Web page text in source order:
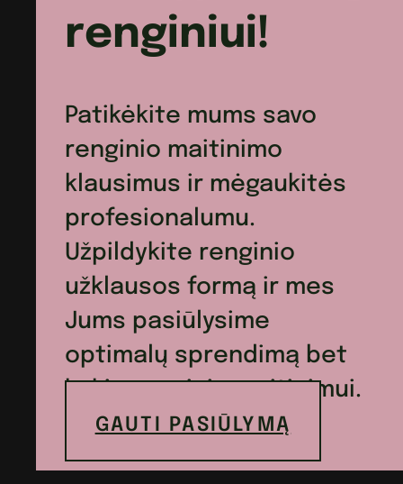
renginiui!
Patikėkite mums savo
renginio maitinimo
klausimus ir mėgaukitės
profesionalumu.
Užpildykite renginio
užklausos formą ir mes
Jums pasiūlysime
optimalų sprendimą bet
kokio renginio maitinimui.
GAUTI PASIŪLYMĄ